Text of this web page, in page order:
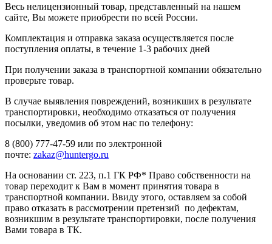
Весь нелицензионный товар, представленный на нашем
сайте, Вы можете приобрести по всей России.
Комплектация и отправка заказа осуществляется после
поступления оплаты, в течение 1-3 рабочих дней
При получении заказа в транспортной компании обязательно
проверьте товар.
В случае выявления повреждений, возникших в результате
транспортировки, необходимо отказаться от получения
посылки, уведомив об этом нас по телефону:
8 (800) 777-47-59 или по электронной
почте: zakaz@huntergo.ru
На основании ст. 223, п.1 ГК РФ* Право собственности на
товар переходит к Вам в момент принятия товара в
транспортной компании. Ввиду этого, оставляем за собой
право отказать в рассмотрении претензий по дефектам,
возникшим в результате транспортировки, после получения
Вами товара в ТК.